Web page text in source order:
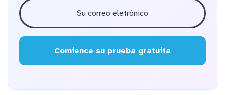
Comience su prueba gratuita